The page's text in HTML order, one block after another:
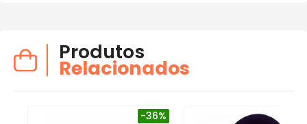
Produtos
Relacionados
-36%